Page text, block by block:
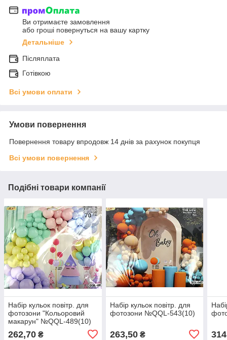
Ви отримаєте замовлення
або гроші повернуться на вашу картку
Детальніше
Післяплата
Готівкою
Всі умови оплати
Умови повернення
Повернення товару впродовж 14 днів за рахунок покупця
Всі умови повернення
Подібні товари компанії
Набір кульок повітр. для
фотозони "Кольоровий
макарун" №QQL-489(10)
262,70 ₴
Набір кульок повітр. для
фотозони №QQL-543(10)
263,50₴